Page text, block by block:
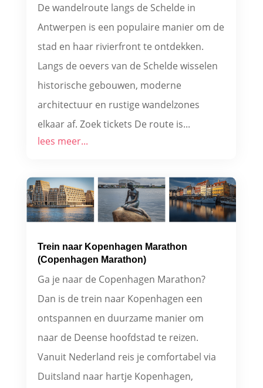
De wandelroute langs de Schelde in
Antwerpen is een populaire manier om de
stad en haar rivierfront te ontdekken.
Langs de oevers van de Schelde wisselen
historische gebouwen, moderne
architectuur en rustige wandelzones
elkaar af. Zoek tickets De route is...
lees meer...
Trein naar Kopenhagen Marathon
(Copenhagen Marathon)
Ga je naar de Copenhagen Marathon?
Dan is de trein naar Kopenhagen een
ontspannen en duurzame manier om
naar de Deense hoofdstad te reizen.
Vanuit Nederland reis je comfortabel via
Duitsland naar hartje Kopenhagen,